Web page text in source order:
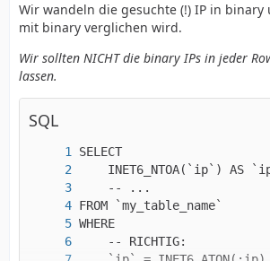
Wir wandeln die gesuchte (!) IP in
mit binary verglichen wird.
Wir sollten NICHT die binary IPs in jeder
lassen.
SQL